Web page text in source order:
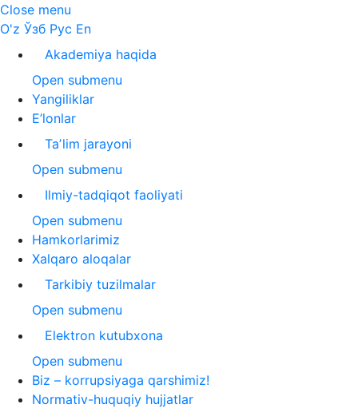
Close menu
O'z Ўзб Рус En
Akademiya haqida
Open submenu
Yangiliklar
E’lonlar
Taʼlim jarayoni
Open submenu
Ilmiy-tadqiqot faoliyati
Open submenu
Hamkorlarimiz
Xalqaro aloqalar
Tarkibiy tuzilmalar
Open submenu
Elektron kutubxona
Open submenu
Biz – korrupsiyaga qarshimiz!
Normativ-huquqiy hujjatlar